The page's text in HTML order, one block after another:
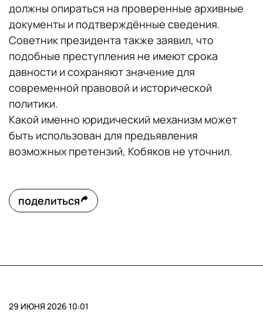
должны опираться на проверенные архивные
документы и подтверждённые сведения.
Советник президента также заявил, что
подобные преступления не имеют срока
давности и сохраняют значение для
современной правовой и исторической
политики.
Какой именно юридический механизм может
быть использован для предъявления
возможных претензий, Кобяков не уточнил.
поделиться
29 ИЮНЯ 2026 10:01